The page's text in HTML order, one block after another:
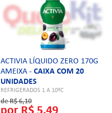
ACTIVIA LÍQUIDO ZERO 170G
AMEIXA - CAIXA COM 20
UNIDADES
REFRIGERADOS 1 A 10ºC
de R$ 6,10